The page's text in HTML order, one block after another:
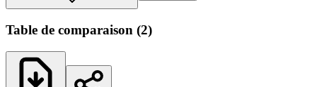
Table de comparaison (2)